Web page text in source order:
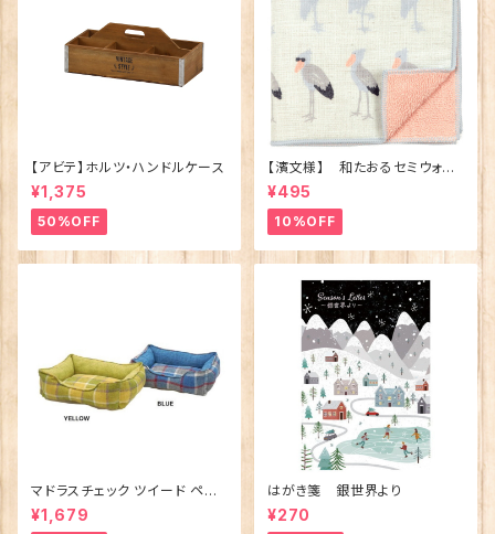
【アビテ】ホルツ・ハンドルケース
¥1,375
50%OFF
【濱文様】 和たおるセミウォッ
シュ ごきげんハシビロコウ
(日本製)
¥495
10%OFF
マドラスチェック ツイード ペット
ベッド（犬猫用）M
¥1,679
はがき箋 銀世界より
¥270